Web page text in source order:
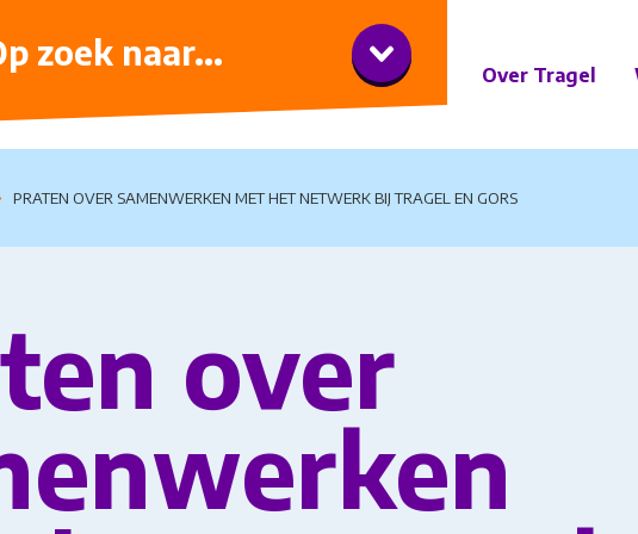
zoek naar...
Over Tragel
PRATEN OVER SAMENWERKEN MET HET NETWERK BIJ TRAGEL EN GORS
over